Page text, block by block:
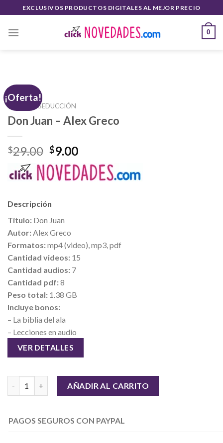
al
contenido
EXCLUSIVOS PRODUCTOS DIGITALES AL MEJOR PRECIO
0
¡Oferta!
INICIO SEDUCCIÓN
Don Juan – Alex Greco
$29.00 El
precio
original
$9.00El
precio
actual
Descripción
Título: Don Juan
Autor:Alex Greco
Formatos:mp4 (video), mp3, pdf
Cantidad videos: 15
Cantidad audios: 7
Cantidad pdf:8
Peso total: 1.38 GB
Incluye bonos:
– La biblia del ala
– Lecciones en audio
VER DETALLES
Don Juan - Alex Greco cantidad
AÑADIR AL CARRITO
PAGOS SEGUROS CON PAYPAL